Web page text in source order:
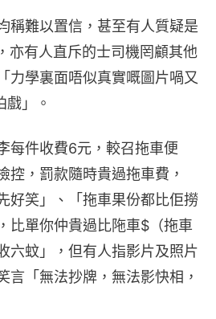
稱難以置信，甚至有人質疑是
亦有人直斥的士司機罔顧其他
力學裏面唔似真實嘅圖片喎又
」。
每件收費6元，較召拖車便
控，罰款隨時貴過拖車費，
好笑」、「拖車果份都比佢撈
比單你仲貴過比陁車$（拖車
六蚊」，但有人指影片及照片
言「無法抄牌，無法影快相，